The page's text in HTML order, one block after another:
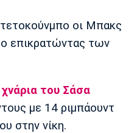
Πανσερραϊκός
οι Μπακς
επικρατώντας των
του Σάσα
με 14 ριμπάουντ
στην νίκη.